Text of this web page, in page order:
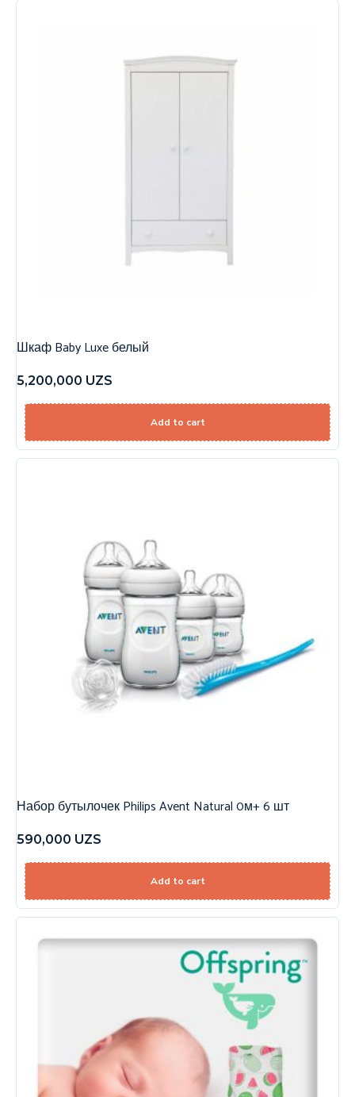
Шкаф Baby Luxe белый
5,200,000 UZS
Add to cart
Набор бутылочек Philips Avent Natural 0м+ 6 шт
590,000 UZS
Add to cart